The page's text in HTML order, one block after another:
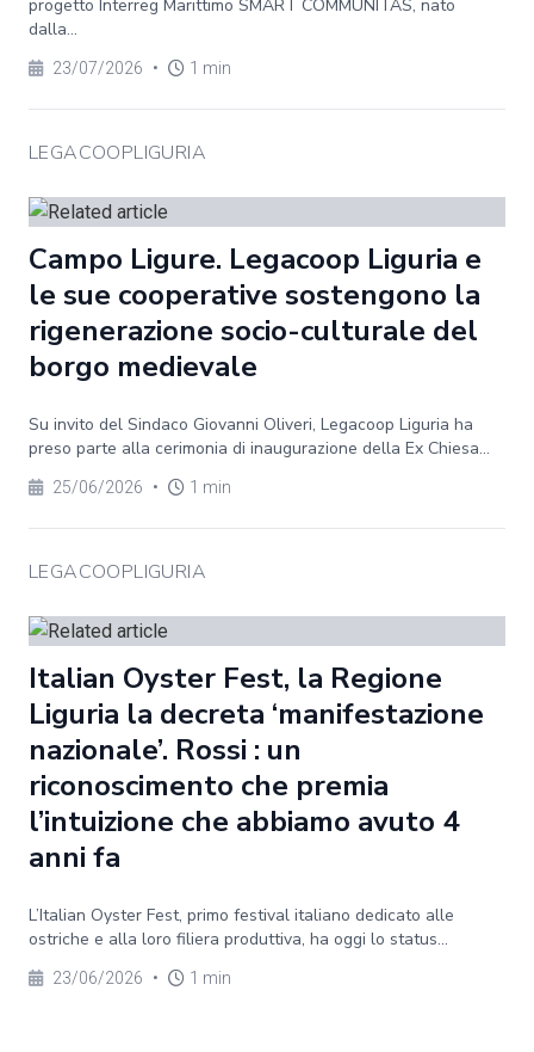
progetto Interreg Marittimo SMART COMMUNITAS, nato
dalla...
23/07/2026 • 1 min
LEGACOOPLIGURIA
Campo Ligure. Legacoop Liguria e
le sue cooperative sostengono la
rigenerazione socio-culturale del
borgo medievale
Su invito del Sindaco Giovanni Oliveri, Legacoop Liguria ha
preso parte alla cerimonia di inaugurazione della Ex Chiesa...
25/06/2026 • 1 min
LEGACOOPLIGURIA
Italian Oyster Fest, la Regione
Liguria la decreta ‘manifestazione
nazionale’. Rossi : un
riconoscimento che premia
l’intuizione che abbiamo avuto 4
anni fa
L’Italian Oyster Fest, primo festival italiano dedicato alle
ostriche e alla loro filiera produttiva, ha oggi lo status...
23/06/2026 • 1 min